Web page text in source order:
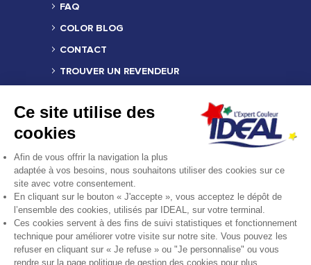
FAQ
COLOR BLOG
CONTACT
TROUVER UN REVENDEUR
MENTIONS LÉGALES
FICHE PRODUIT RELATIVE AUX QUALITÉS
OU CARACTÉRISTIQUES
ENVIRONNEMENTALES
REJOINDRE LA COMMUNAUTÉ
Ce site utilise des
cookies
Afin de vous offrir la navigation la plus
adaptée à vos besoins, nous souhaitons utiliser des cookies sur ce
site avec votre consentement.
En cliquant sur le bouton « J'accepte », vous acceptez le dépôt de
l’ensemble des cookies, utilisés par IDEAL, sur votre terminal.
Ces cookies servent à des fins de suivi statistiques et fonctionnement
technique pour améliorer votre visite sur notre site. Vous pouvez les
refuser en cliquant sur « Je refuse » ou "Je personnalise" ou vous
rendre sur la page politique de gestion des cookies pour plus